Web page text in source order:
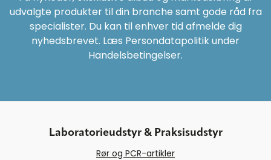
udvalgte produkter til din branche samt gode råd fra
specialister. Du kan til enhver tid afmelde dig
nyhedsbrevet. Læs Persondatapolitik under
Handelsbetingelser.
Laboratorieudstyr & Praksisudstyr
Rør og PCR-artikler